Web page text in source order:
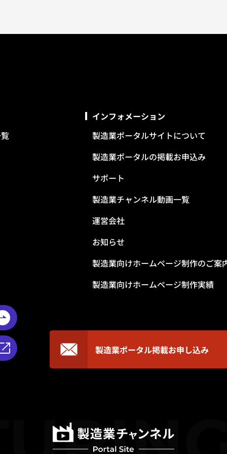
インフォメーション
製造業ポータルサイトについて
製造業ポータルの掲載お申込み
サポート
製造業チャンネル動画一覧
運営会社
お知らせ
製造業向けホームページ制作のご案
製造業向けホームページ制作実績
製造業ポータル掲載お申し込み